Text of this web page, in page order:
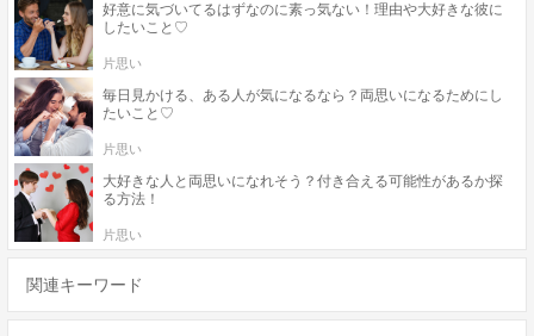
好意に気づいてるはずなのに素っ気ない！理由や大好きな彼に
したいこと♡
片思い
毎日見かける、ある人が気になるなら？両思いになるためにし
たいこと♡
片思い
大好きな人と両思いになれそう？付き合える可能性があるか探
る方法！
片思い
関連キーワード